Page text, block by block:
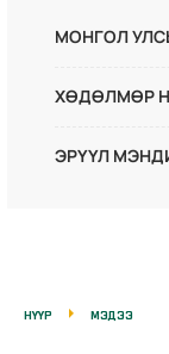
МОНГОЛ
ХӨДӨЛМӨР
ЭРҮҮЛ
НҮҮР МЭДЭЭ